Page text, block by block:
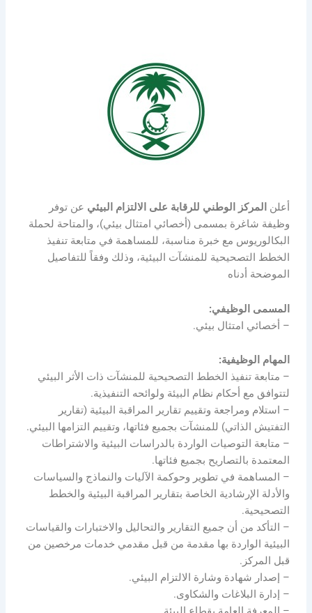
أعلن المركز الوطني للرقابة على الالتزام البيئي عن توفر
وظيفة شاغرة بمسمى (أخصائي امتثال بيئي)، والمتاحة لحملة
البكالوريوس مع خبرة مناسبة، للمساهمة في متابعة تنفيذ
الخطط التصحيحية للمنشآت البيئية، وذلك وفقاً للتفاصيل
الموضحة أدناه
المسمى الوظيفي:
– أخصائي امتثال بيئي.
المهام الوظيفية:
– متابعة تنفيذ الخطط التصحيحية للمنشآت ذات الأثر البيئي
لتتوافق مع أحكام نظام البيئة ولوائحه التنفيذية.
– استلام ومراجعة وتقييم تقارير المراقبة البيئية (تقارير
التفتيش الذاتي) للمنشآت بجميع فئاتها، وتقييم التزامها البيئي.
– متابعة التوصيات الواردة بالدراسات البيئية والاشتراطات
المعتمدة بالتصاريح بجميع فئاتها.
– المساهمة في تطوير وحوكمة الآليات والنماذج والسياسات
والأدلة الإرشادية الخاصة بتقارير المراقبة البيئية والخطط
التصحيحية.
– التأكد من أن جميع التقارير والتحاليل والاختبارات والقياسات
البيئية الواردة بها مقدمة من قبل مقدمي خدمات مرخصين من
قبل المركز.
– إصدار شهادة وشارة الالتزام البيئي.
– إدارة البلاغات والشكاوى.